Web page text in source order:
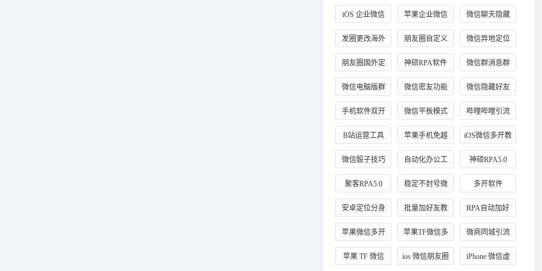
信分身 业微信
iOS 企业微信
多开教程
苹果企业微信
分身
微信聊天隐藏
方法
发圈更改海外
定位方法
朋友圈自定义
海外地址
微信异地定位
修改
朋友圈国外定
位教程
神硕RPA软件
应用
微信群消息群
发教程
微信电脑版群
发
微信密友功能
介绍
微信隐藏好友
教程
手机软件双开 微信平板模式 哔哩哔哩引流
技巧
B站运营工具 苹果手机免越
狱玩法
iOS微信多开教
微信骰子技巧 自动化办公工
具
神硕RPA5.0
聚客RPA5.0 稳定不封号微
信多开
多开软件
安卓定位分身 批量加好友教
程
RPA自动加好
友
苹果微信多开
稳定版
苹果TF微信多
开
微商同城引流
定位技巧
苹果 TF 微信 ios 微信朋友圈 iPhone 微信虚